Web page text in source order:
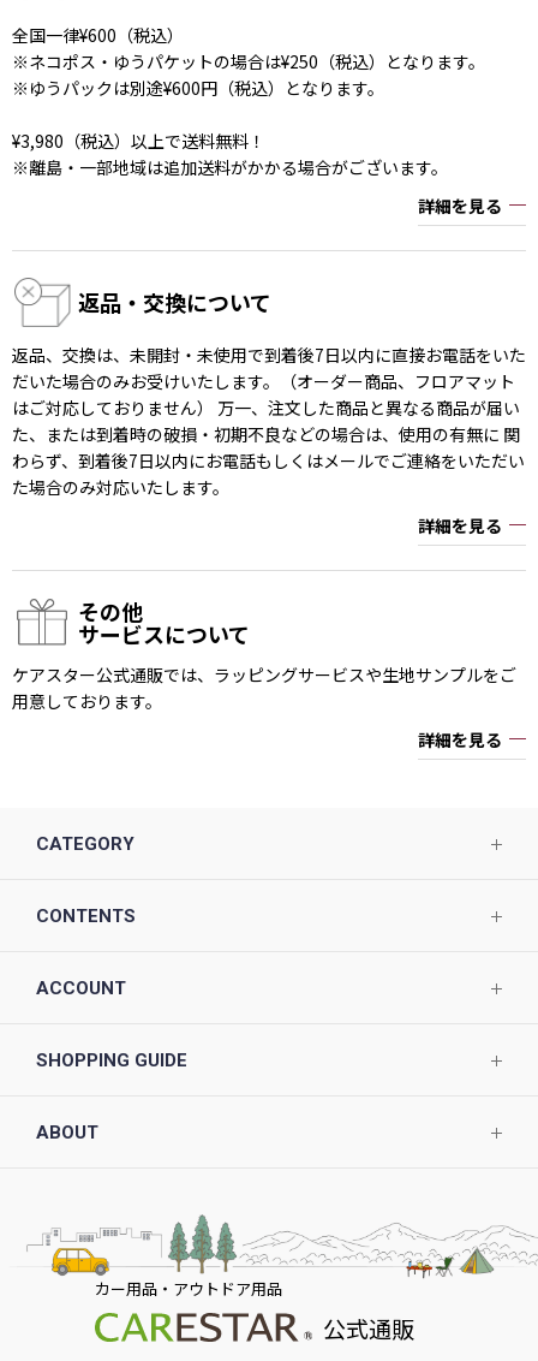
全国一律¥600（税込）
※ネコポス・ゆうパケットの場合は¥250（税込）となります。
※ゆうパックは別途¥600円（税込）となります。
¥3,980（税込）以上で送料無料！
※離島・一部地域は追加送料がかかる場合がございます。
詳細を見る
返品・交換について
返品、交換は、未開封・未使用で到着後7日以内に直接お電話をいた
だいた場合のみお受けいたします。（オーダー商品、フロアマット
はご対応しておりません） 万一、注文した商品と異なる商品が届い
た、または到着時の破損・初期不良などの場合は、使用の有無に 関
わらず、到着後7日以内にお電話もしくはメールでご連絡をいただい
た場合のみ対応いたします。
詳細を見る
その他
サービスについて
ケアスター公式通販では、ラッピングサービスや生地サンプルをご
用意しております。
詳細を見る
CATEGORY
CONTENTS
ACCOUNT
SHOPPING GUIDE
ABOUT
カー用品・アウトドア用品
公式通販